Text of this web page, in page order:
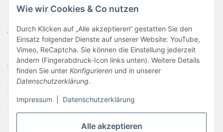
Alle akzeptieren
Wie wir Cookies & Co nutzen
Durch Klicken auf „Alle akzeptieren“ gestatten Sie den
Einsatz folgender Dienste auf unserer Website: YouTube,
Vimeo, ReCaptcha. Sie können die Einstellung jederzeit
ändern (Fingerabdruck-Icon links unten). Weitere Details
finden Sie unter Konfigurieren und in unserer
Datenschutzerklärung.
Impressum Datenschutzerklärung
Newsletter
AGB
Kontakt
Widerrufsrecht
Zahlungsinformationen
Sitemap
Liefer- & Versandkosten